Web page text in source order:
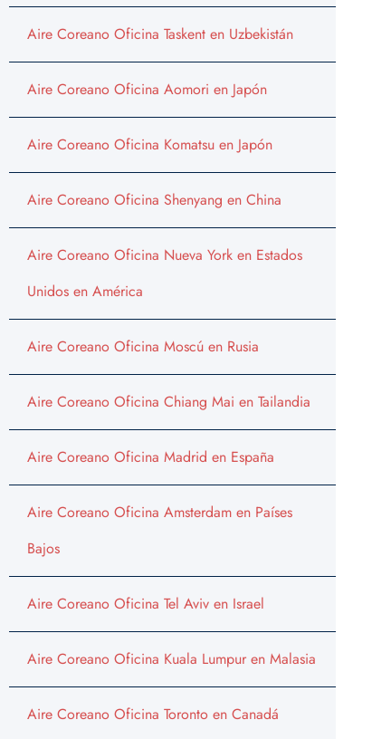
Aire Coreano Oficina Taskent en Uzbekistán
Aire Coreano Oficina Aomori en Japón
Aire Coreano Oficina Komatsu en Japón
Aire Coreano Oficina Shenyang en China
Aire Coreano Oficina Nueva York en Estados
Unidos en América
Aire Coreano Oficina Moscú en Rusia
Aire Coreano Oficina Chiang Mai en Tailandia
Aire Coreano Oficina Madrid en España
Aire Coreano Oficina Amsterdam en Países
Bajos
Aire Coreano Oficina Tel Aviv en Israel
Aire Coreano Oficina Kuala Lumpur en Malasia
Aire Coreano Oficina Toronto en Canadá